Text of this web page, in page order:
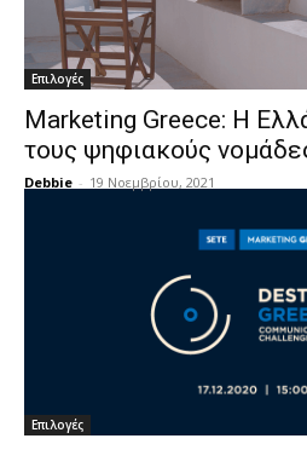
Επιλογές
Marketing Greece: Η
τους ψηφιακούς
Debbie - 19 Νοεμβρίου, 2021
Επιλογές